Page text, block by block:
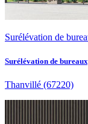
Surélévation de
Surélévation de
Thanvillé (67220)